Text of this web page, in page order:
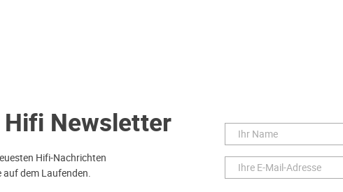
Newsletter
Hifi-Nachrichten
auf dem Laufenden.